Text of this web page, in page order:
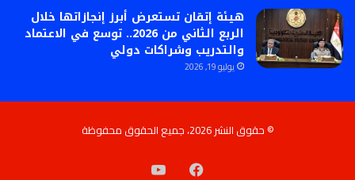
هيئة إتقان تستعرض أبرز إنجازاتها خلال
الربع الثاني من 2026.. توسع في الاعتماد
والتدريب وشراكات دولي
يوليو 19, 2026
© حقوق النشر 2026، جميع الحقوق محفوظة
فيسبوك‫YouTube